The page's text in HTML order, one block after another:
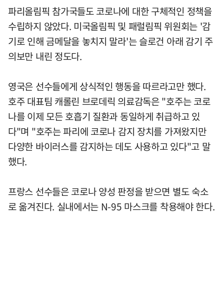
파리올림픽 참가국들도 코로나에 대한 구체적인 정책을
수립하지 않았다. 미국올림픽 및 패럴림픽 위원회는 '감
기로 인해 금메달을 놓치지 말라'는 슬로건 아래 감기 주
의보만 내린 정도다.
영국은 선수들에게 상식적인 행동을 따르라고만 했다.
호주 대표팀 캐롤린 브로데릭 의료감독은 "호주는 코로
나를 이제 모든 호흡기 질환과 동일하게 취급하고 있
다"며 "호주는 파리에 코로나 감지 장치를 가져왔지만
다양한 바이러스를 감지하는 데도 사용하고 있다"고 말
했다.
프랑스 선수들은 코로나 양성 판정을 받으면 별도 숙소
로 옮겨진다. 실내에서는 N-95 마스크를 착용해야 한다.